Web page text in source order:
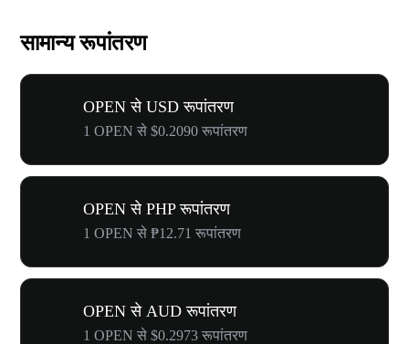
सामान्य रूपांतरण
OPEN से USD रूपांतरण
1 OPEN से $0.2090 रूपांतरण
OPEN से PHP रूपांतरण
1 OPEN से ₱12.71 रूपांतरण
OPEN से AUD रूपांतरण
1 OPEN से $0.2973 रूपांतरण